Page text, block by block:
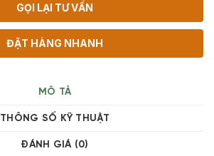
GỌI LẠI TƯ VẤN
ĐẶT HÀNG NHANH
MÔ TẢ
THÔNG SỐ KỸ THUẬT
ĐÁNH GIÁ (0)